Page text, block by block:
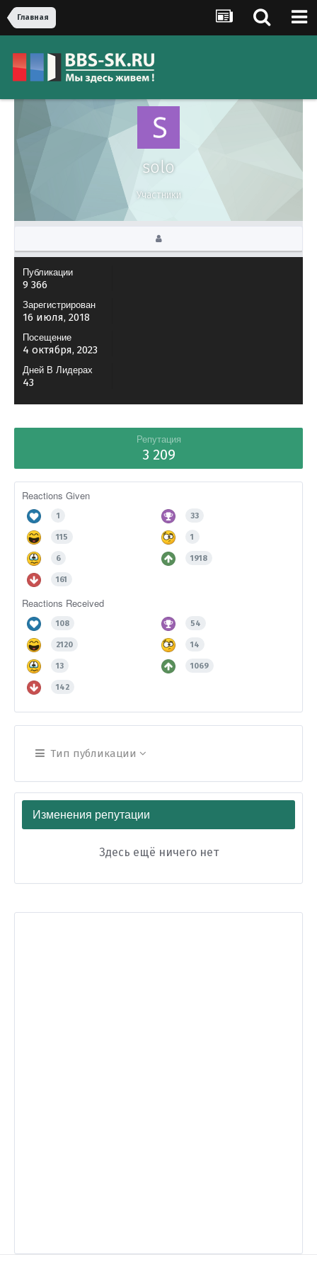
Главная
solo
Участники
Публикации
9 366
Зарегистрирован
16 июля, 2018
Посещение
4 октября, 2023
Дней В Лидерах
43
Репутация
3 209
Reactions Given
1 33
115 1
6 1918
161
Reactions Received
108 54
2120 14
13 1069
142
Тип публикации
Изменения репутации
Здесь ещё ничего нет